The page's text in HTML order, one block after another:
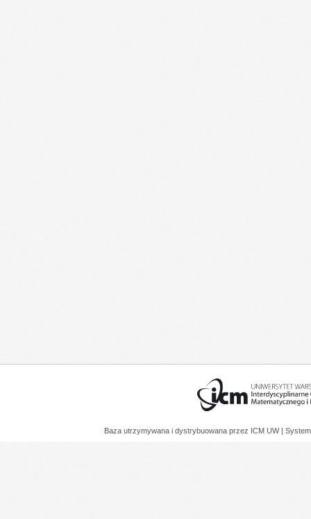
Baza utrzymywana i dystrybuowana przez ICM UW |